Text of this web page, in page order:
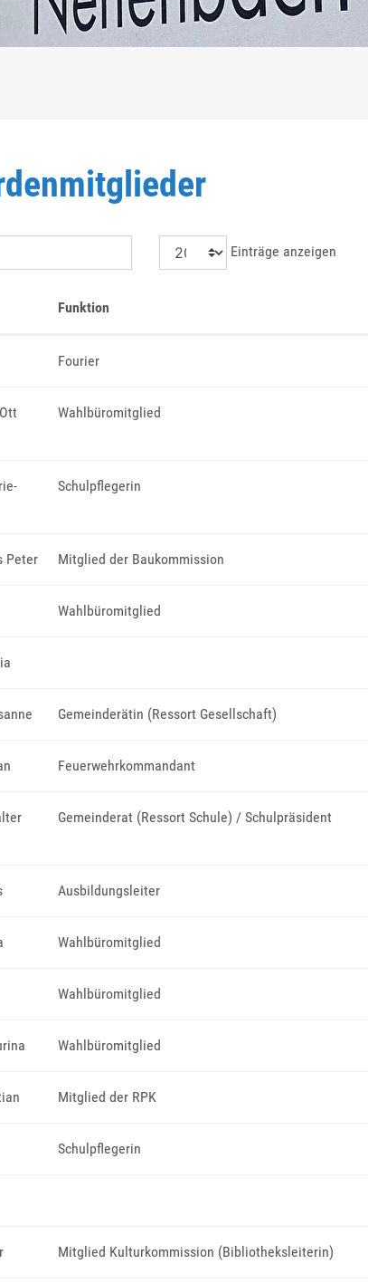
Einträge anzeigen
Funktion
Fourier
Wahlbüromitglied
Schulpflegerin
Peter Mitglied der Baukommission
Wahlbüromitglied
Gemeinderätin (Ressort Gesellschaft)
Feuerwehrkommandant
Gemeinderat (Ressort Schule) / Schulpräsident
Ausbildungsleiter
Wahlbüromitglied
Wahlbüromitglied
Wahlbüromitglied
Mitglied der RPK
Schulpflegerin
Mitglied Kulturkommission (Bibliotheksleiterin)